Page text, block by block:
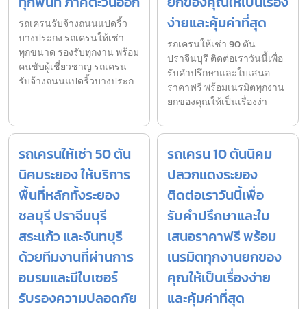
รถเครนรับจ้างถนนแปดริ้ว
บางประกง รถเครนให้เช่า
ทุกขนาด รองรับทุกงาน พร้อม
คนขับผู้เชี่ยวชาญ รถเครน
รับจ้างถนนแปดริ้วบางประก
ง่ายและคุ้มค่าที่สุด
รถเครนให้เช่า 90 ตัน
ปราจีนบุรี ติดต่อเราวันนี้เพื่อ
รับคำปรึกษาและใบเสนอ
ราคาฟรี พร้อมเนรมิตทุกงาน
ยกของคุณให้เป็นเรื่องง่า
รถเครนให้เช่า 50 ตัน
นิคมระยอง ให้บริการ
พื้นที่หลักทั้งระยอง
ชลบุรี ปราจีนบุรี
สระแก้ว และจันทบุรี
ด้วยทีมงานที่ผ่านการ
อบรมและมีใบเซอร์
รับรองความปลอดภัย
รถเครน 10 ตันนิคม
ปลวกแดงระยอง
ติดต่อเราวันนี้เพื่อ
รับคำปรึกษาและใบ
เสนอราคาฟรี พร้อม
เนรมิตทุกงานยกของ
คุณให้เป็นเรื่องง่าย
และคุ้มค่าที่สุด